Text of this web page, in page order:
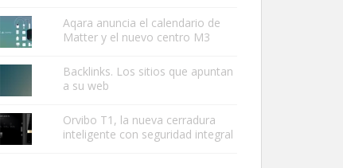
Aqara anuncia el calendario de
Matter y el nuevo centro M3
Backlinks. Los sitios que apuntan
a su web
Orvibo T1, la nueva cerradura
inteligente con seguridad integral